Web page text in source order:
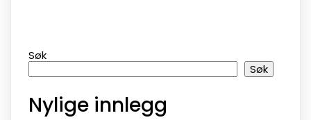
Søk
Søk
Nylige innlegg